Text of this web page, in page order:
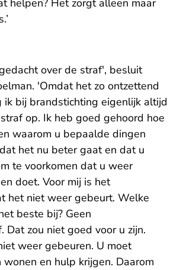
helpen? Het zorgt alleen maar
over de straf', besluit
'Omdat het zo ontzettend
ik bij brandstichting eigenlijk altijd
op. Ik heb goed gehoord hoe
waarom u bepaalde dingen
het nu beter gaat en dat u
te voorkomen dat u weer
doet. Voor mij is het
het niet weer gebeurt. Welke
beste bij? Geen
Dat zou niet goed voor u zijn.
weer gebeuren. U moet
en hulp krijgen. Daarom